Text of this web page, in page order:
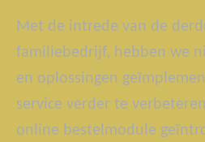
Met de intrede van de
familiebedrijf, hebben we
en oplossingen
service verder te
online bestelmodule